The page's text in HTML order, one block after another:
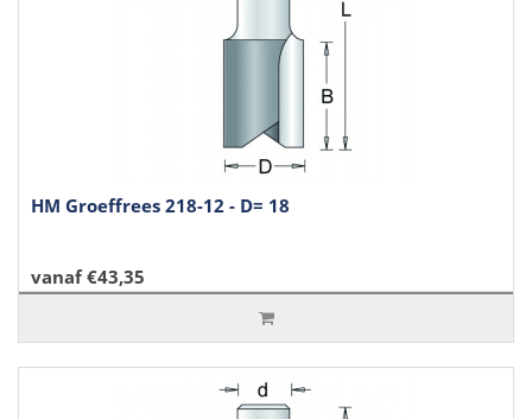
HM Groeffrees 218-12 - D= 18
vanaf €43,35